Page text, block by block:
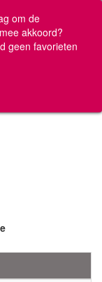
om de
akkoord?
geen favorieten